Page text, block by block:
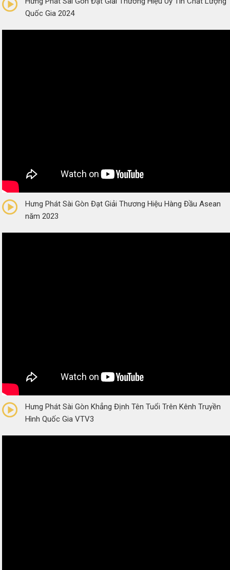
Quốc Gia 2024
(0 Reviews)
Hưng Phát Sài Gòn Đạt Giải Thương Hiệu Hàng Đầu Asean
năm 2023
(0 Reviews)
Hưng Phát Sài Gòn Khẳng Định Tên Tuổi Trên Kênh Truyền
Hình Quốc Gia VTV3